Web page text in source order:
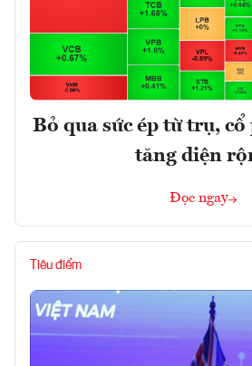
Bỏ qua sức ép từ trụ,
tăng diện
Đọc ngay
Tiêu điểm